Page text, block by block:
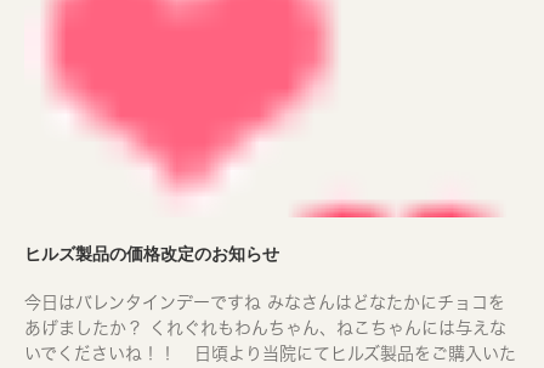
ヒルズ製品の価格改定のお知らせ
今日はバレンタインデーですね みなさんはどなたかにチョコを
あげましたか？ くれぐれもわんちゃん、ねこちゃんには与えな
いでくださいね！！ 日頃より当院にてヒルズ製品をご購入いた